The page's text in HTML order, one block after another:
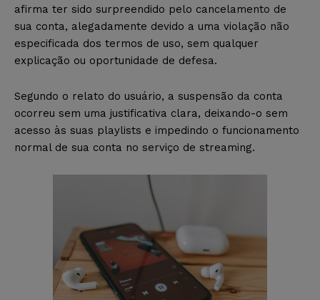
afirma ter sido surpreendido pelo cancelamento de
sua conta, alegadamente devido a uma violação não
especificada dos termos de uso, sem qualquer
explicação ou oportunidade de defesa.
Segundo o relato do usuário, a suspensão da conta
ocorreu sem uma justificativa clara, deixando-o sem
acesso às suas playlists e impedindo o funcionamento
normal de sua conta no serviço de streaming.